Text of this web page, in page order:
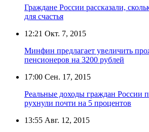
Граждане России рассказали,
для счастья
12:21 Окт. 7, 2015
Минфин предлагает увеличить
пенсионеров на 3200 рублей
17:00 Сен. 17, 2015
Реальные доходы граждан России
рухнули почти на 5 процентов
13:55 Авг. 12, 2015